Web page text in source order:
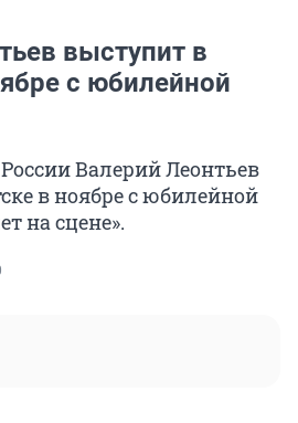
выступит в
с юбилейной
Валерий Леонтьев
в ноябре с юбилейной
на сцене».